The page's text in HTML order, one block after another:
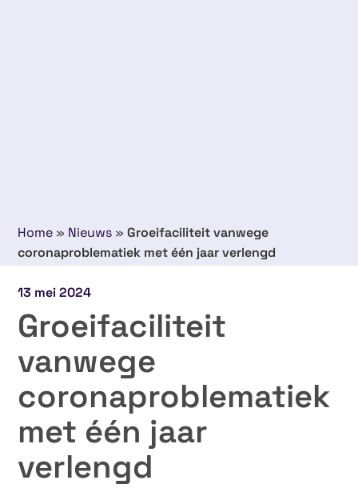
Home » Nieuws »Groeifaciliteit vanwege
coronaproblematiek met één jaar verlengd
13 mei 2024
Groeifaciliteit
vanwege
coronaproblematiek
met één jaar
verlengd